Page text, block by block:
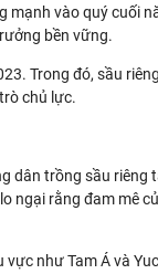
mạnh vào quý cuối
bền vững.
Trong đó, sầu
chủ lực.
dân trồng sầu riêng
ngại rằng đam mê
như Tam Á và